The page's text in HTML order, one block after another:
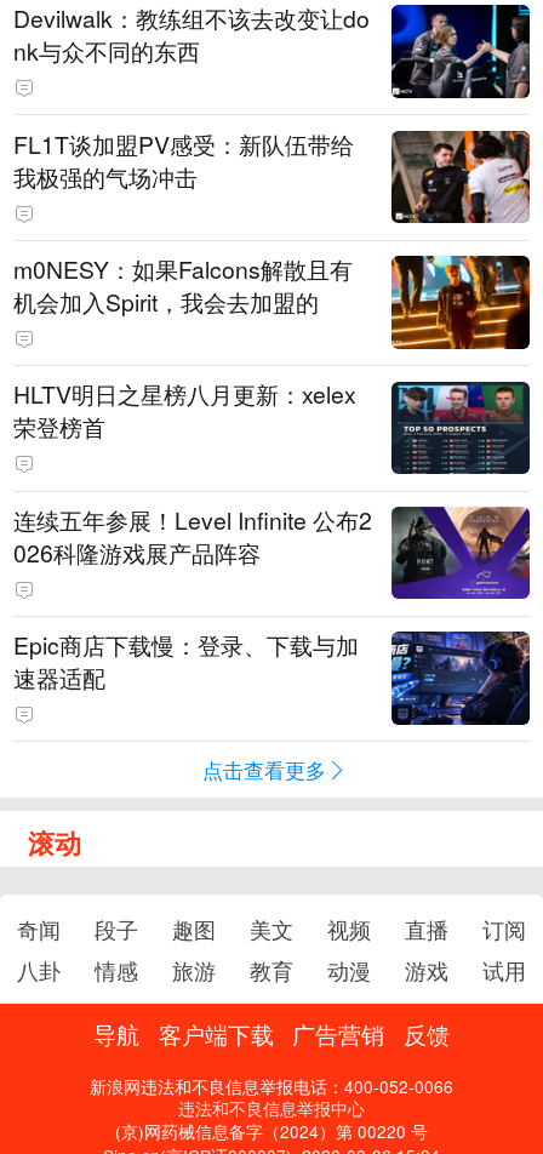
Devilwalk：教练组不该去改变让do
nk与众不同的东西
FL1T谈加盟PV感受：新队伍带给
我极强的气场冲击
m0NESY：如果Falcons解散且有
机会加入Spirit，我会去加盟的
HLTV明日之星榜八月更新：xelex
荣登榜首
连续五年参展！Level Infinite 公布2
026科隆游戏展产品阵容
Epic商店下载慢：登录、下载与加
速器适配
点击查看更多
滚动
奇闻 段子 趣图 美文 视频 直播
订阅
八卦
情感 旅游 教育 动漫 游戏 试用
导航 客户端下载 广告营销 反馈
新浪网违法和不良信息举报电话：400-052-0066
违法和不良信息举报中心
(京)网药械信息备字（2024）第 00220 号